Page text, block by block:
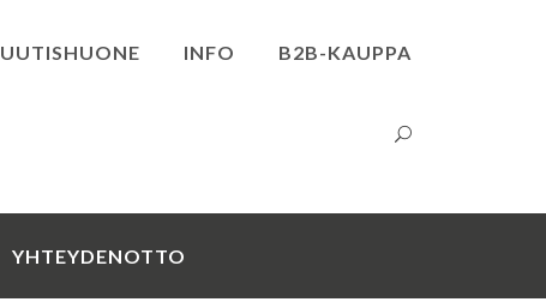
UUTISHUONE INFO B2B-KAUPPA
YHTEYDENOTTO